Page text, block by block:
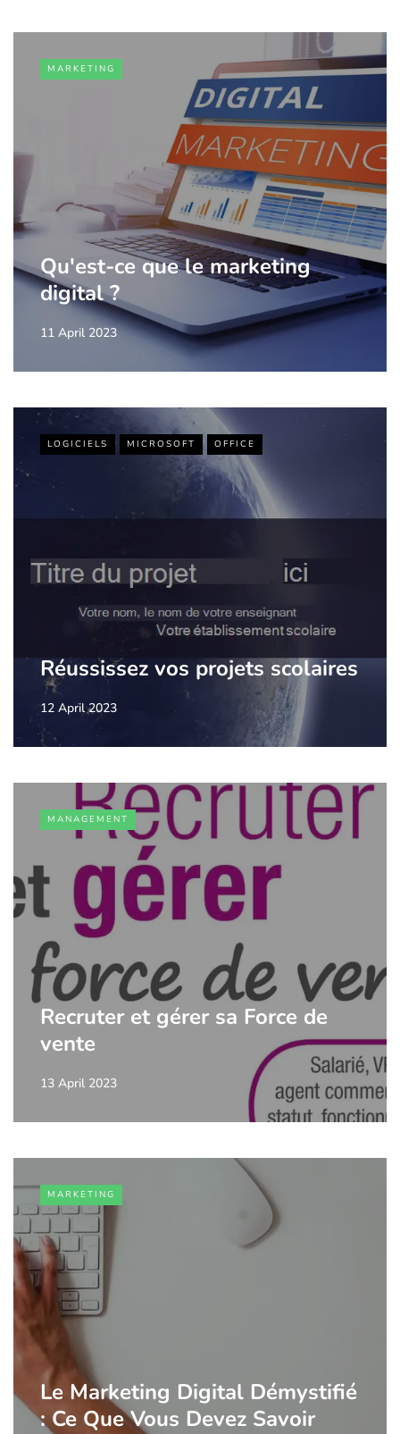
MARKETING
Qu'est-ce que le marketing
digital ?
11 April 2023
LOGICIELS MICROSOFT OFFICE
Réussissez vos projets scolaires
12 April 2023
MANAGEMENT
Recruter et gérer sa Force de
vente
13 April 2023
MARKETING
Le Marketing Digital Démystifié
: Ce Que Vous Devez Savoir